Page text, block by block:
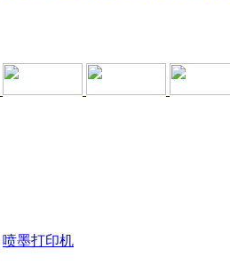
喷墨打印机